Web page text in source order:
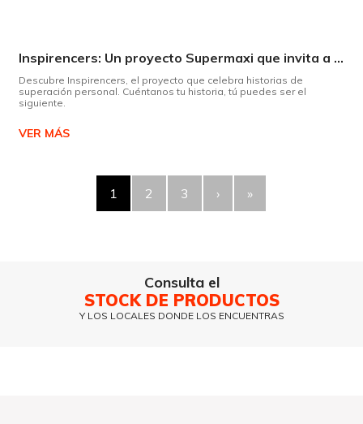
Inspirencers: Un proyecto Supermaxi que invita a ser parte del cambio.
Descubre Inspirencers, el proyecto que celebra historias de
superación personal. Cuéntanos tu historia, tú puedes ser el
siguiente.
VER MÁS
1 2 3 › »
Consulta el
STOCK DE PRODUCTOS
Y LOS LOCALES DONDE LOS ENCUENTRAS